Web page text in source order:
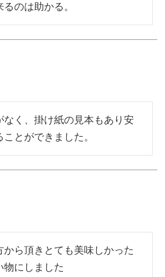
のは助かる。
なく、掛け紙の見本もあり安
とができました。
から頂きとても美味しかった
物にしました